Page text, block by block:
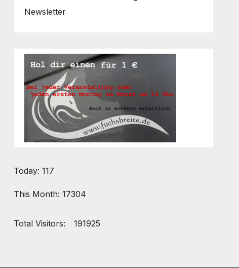
Newsletter
Today: 117
This Month: 17304
Total Visitors: 191925